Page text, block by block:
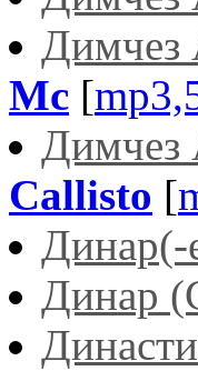
Димчез
Мс [
Димчез
Callisto [
Динар(-
Динар